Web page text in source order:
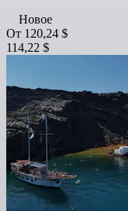
Новое
От 120,24 $
114,22 $